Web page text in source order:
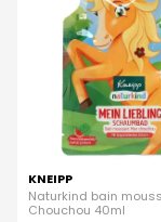
KNEIPP
Naturkind bain
Chouchou 40ml